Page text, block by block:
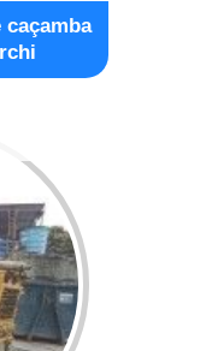
caçamba